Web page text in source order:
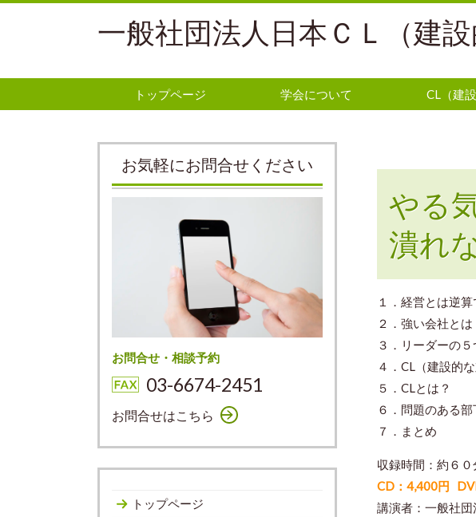
一般社団法人日本ＣＬ（建
トップページ 学会について CL（建
やる
潰れ
１．経営とは逆算
２．強い会社とは
３．リーダーの
４．CL（建設的
５．CLとは？
６．問題のある
７．まとめ
収録時間：約６０
CD：4,400円
講演者：一般社
お気軽にお問合せください
お問合せ・相談予約
03-6674-2451
お問合せはこちら
トップページ